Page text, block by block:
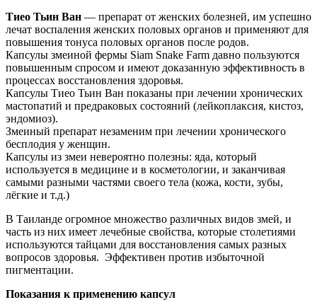
Тиео Тьин Ван — препарат от женских болезней, им успешно
лечат воспаления женских половых органов и применяют для
повышения тонуса половых органов после родов.
Капсулы змеиной фермы Siam Snake Farm давно пользуются
повышенным спросом и имеют доказанную эффективность в
процессах восстановления здоровья.
Капсулы Тиео Тьин Ван показаны при лечении хронических
мастопатий и предраковых состояний (лейкоплаксия, кистоз,
эндомиоз).
Змеиный препарат незаменим при лечении хронического
бесплодия у женщин.
Капсулы из змеи невероятно полезны: яда, который
используется в медицине и в косметологии, и заканчивая
самыми разными частями своего тела (кожа, кости, зубы,
лёгкие и т.д.)
В Таиланде огромное множество различных видов змей, и
часть из них имеет лечебные свойства, которые столетиями
используются тайцами для восстановления самых разных
вопросов здоровья. Эффективен против избыточной
пигментации.
Показания к применению капсул